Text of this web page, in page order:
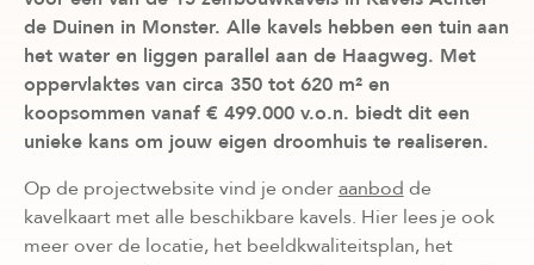
de Duinen in Monster. Alle kavels hebben een tuin aan
het water en liggen parallel aan de Haagweg. Met
oppervlaktes van circa 350 tot 620 m² en
koopsommen vanaf € 499.000 v.o.n. biedt dit een
unieke kans om jouw eigen droomhuis te realiseren.
Op de projectwebsite vind je onderaanbod de
kavelkaart met alle beschikbare kavels. Hier lees je ook
meer over de locatie, het beeldkwaliteitsplan, het